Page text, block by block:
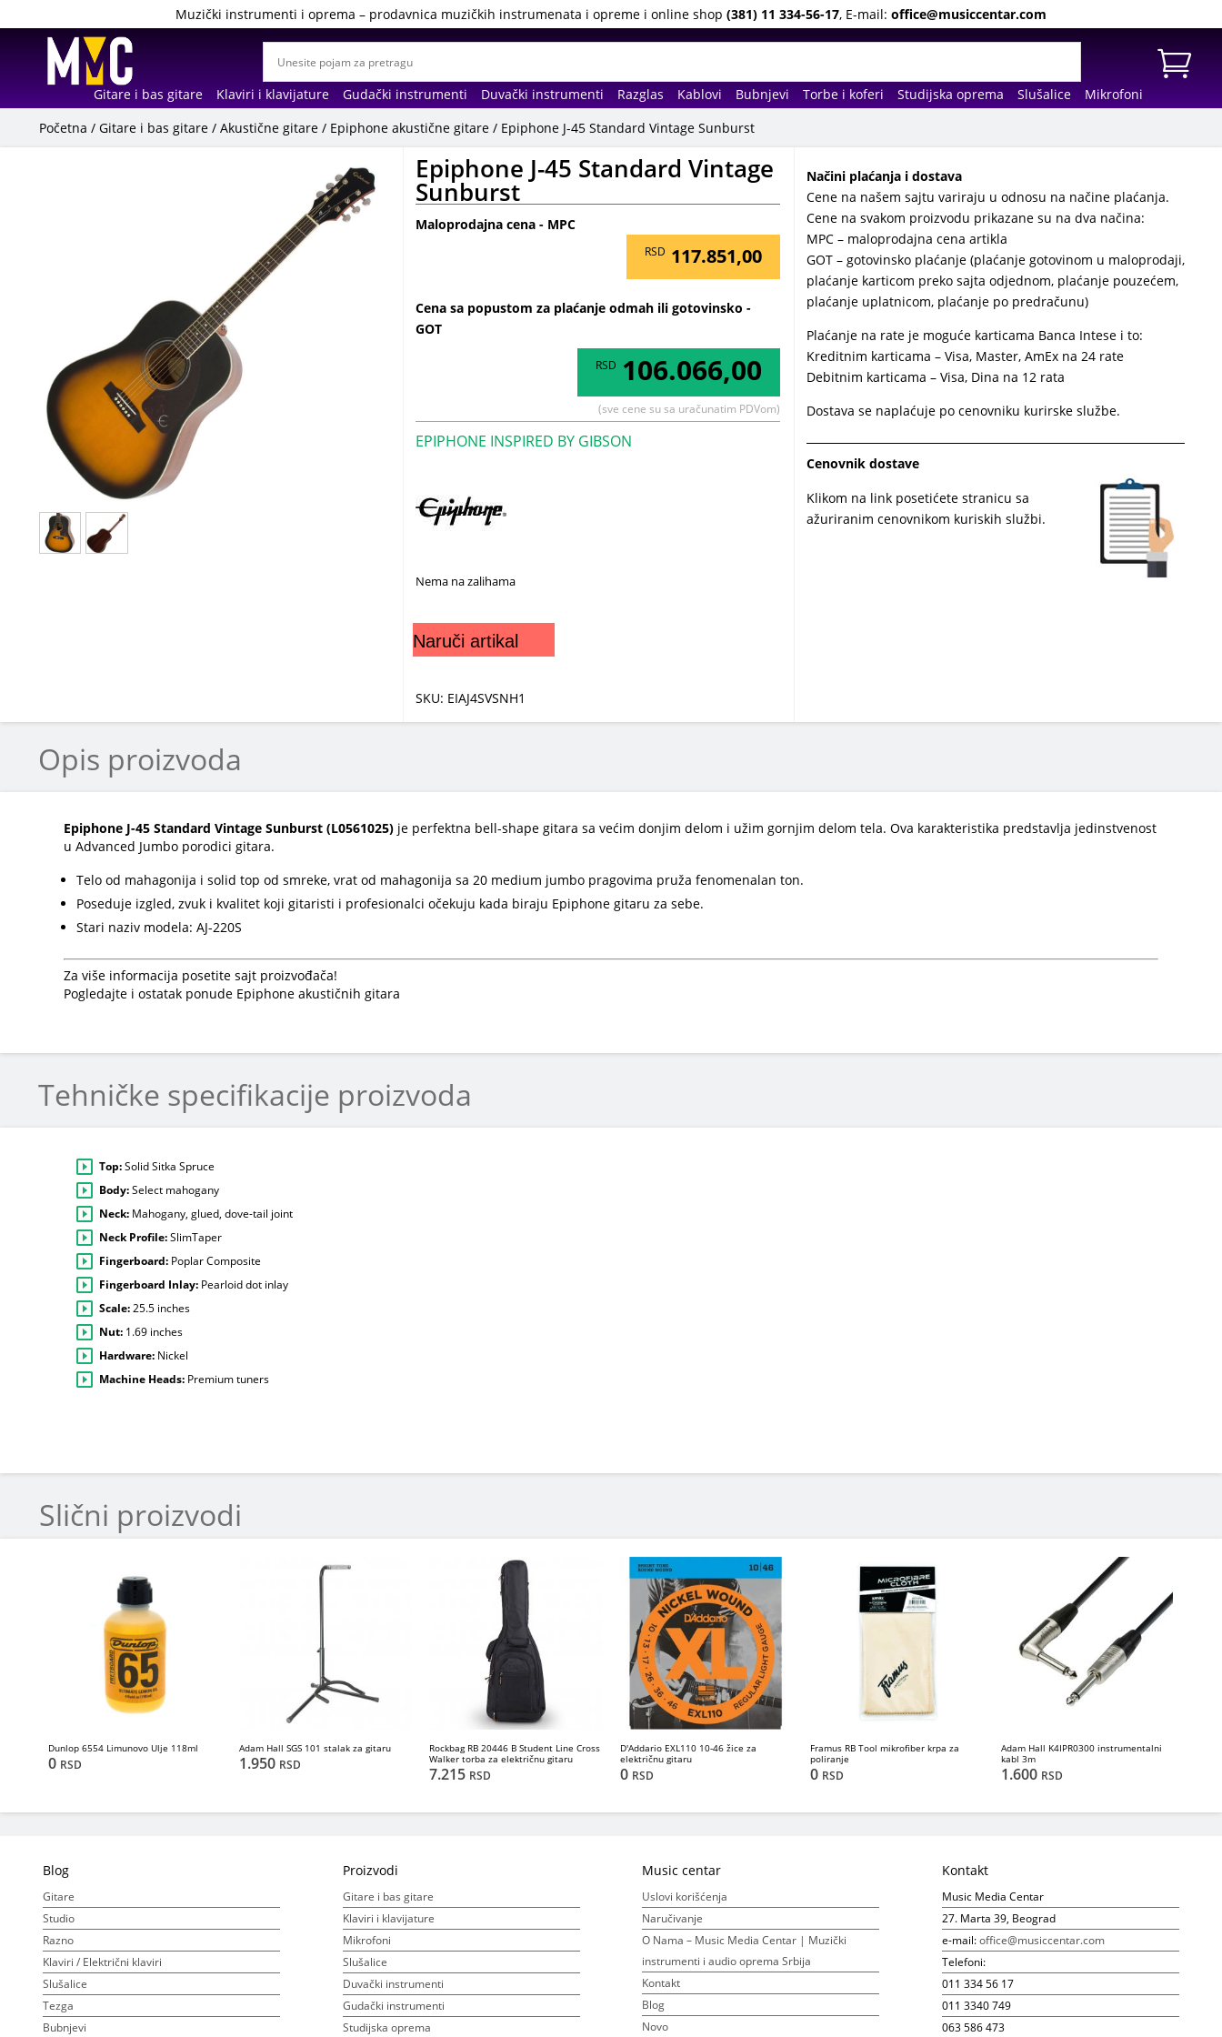
Muzički instrumenti i oprema – prodavnica muzičkih instrumenata i opreme i online shop (381) 11 334-56-17, E-mail: office@musiccentar.com
Gitare i bas gitare Klaviri i klavijature Gudački instrumenti Duvački instrumenti Razglas Kablovi Bubnjevi Torbe i koferi Studijska oprema Slušalice
Mikrofoni
Početna / Gitare i bas gitare / Akustične gitare / Epiphone akustične gitare / Epiphone J-45 Standard Vintage Sunburst
Epiphone J-45 Standard Vintage
Sunburst
Maloprodajna cena - MPC
RSD 117.851,00
Cena sa popustom za plaćanje odmah ili gotovinsko -
GOT
RSD 106.066,00
(sve cene su sa uračunatim PDVom)
EPIPHONE INSPIRED BY GIBSON
Nema na zalihama
Naruči artikal
SKU: EIAJ4SVSNH1
Načini plaćanja i dostava
Cene na našem sajtu variraju u odnosu na načine plaćanja.
Cene na svakom proizvodu prikazane su na dva načina:
MPC – maloprodajna cena artikla
GOT – gotovinsko plaćanje (plaćanje gotovinom u maloprodaji,
plaćanje karticom preko sajta odjednom, plaćanje pouzećem,
plaćanje uplatnicom, plaćanje po predračunu)
Plaćanje na rate je moguće karticama Banca Intese i to:
Kreditnim karticama – Visa, Master, AmEx na 24 rate
Debitnim karticama – Visa, Dina na 12 rata
Dostava se naplaćuje po cenovniku kurirske službe.
Cenovnik dostave
Klikom na link posetićete stranicu sa
ažuriranim cenovnikom kuriskih službi.
Opis proizvoda
Epiphone J-45 Standard Vintage Sunburst (L0561025) je perfektna bell-shape gitara sa većim donjim delom i užim gornjim delom tela. Ova karakteristika predstavlja jedinstvenost
u Advanced Jumbo porodici gitara.
Telo od mahagonija i solid top od smreke, vrat od mahagonija sa 20 medium jumbo pragovima pruža fenomenalan ton.
Poseduje izgled, zvuk i kvalitet koji gitaristi i profesionalci očekuju kada biraju Epiphone gitaru za sebe.
Stari naziv modela: AJ-220S
Za više informacija posetite sajt proizvođača!
Pogledajte i ostatak ponude Epiphone akustičnih gitara
Tehničke specifikacije proizvoda
Top:Solid Sitka Spruce
Body:Select mahogany
Neck: Mahogany, glued, dove-tail joint
Neck Profile:SlimTaper
Fingerboard: Poplar Composite
Fingerboard Inlay: Pearloid dot inlay
Scale:25.5 inches
Nut: 1.69 inches
Hardware: Nickel
Machine Heads: Premium tuners
Slični proizvodi
Dunlop 6554 Limunovo Ulje 118ml
0 RSD
Adam Hall SGS 101 stalak za gitaru
1.950 RSD
Rockbag RB 20446 B Student Line Cross
Walker torba za električnu gitaru
7.215 RSD
D'Addario EXL110 10-46 žice za
električnu gitaru
0 RSD
Framus RB Tool mikrofiber krpa za
poliranje
0 RSD
Adam Hall K4IPR0300 instrumentalni
kabl 3m
1.600 RSD
Blog
Gitare
Studio
Razno
Klaviri / Električni klaviri
Slušalice
Tezga
Bubnjevi
Proizvodi
Gitare i bas gitare
Klaviri i klavijature
Mikrofoni
Slušalice
Duvački instrumenti
Gudački instrumenti
Studijska oprema
Music centar
Uslovi korišćenja
Naručivanje
O Nama – Music Media Centar | Muzički
instrumenti i audio oprema Srbija
Kontakt
Blog
Novo
Kontakt
Music Media Centar
27. Marta 39, Beograd
e-mail:office@musiccentar.com
Telefoni:
011 334 56 17
011 3340 749
063 586 473